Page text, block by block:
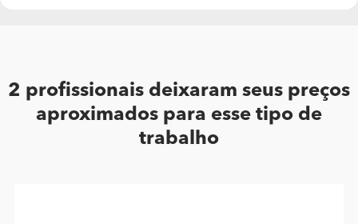
2 profissionais deixaram seus preços
aproximados para esse tipo de
trabalho